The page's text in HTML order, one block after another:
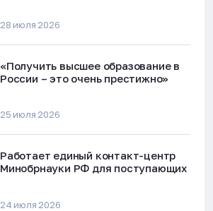
28 июля 2026
«Получить высшее образование в
России – это очень престижно»
25 июля 2026
Работает единый контакт-центр
Минобрнауки РФ для поступающих
24 июля 2026